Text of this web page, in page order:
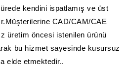
kendini ispatlamış ve üst
CAD/CAM/CAE
üretim öncesi istenilen ürünü
bu hizmet sayesinde kusursuz
elde etmektedir..